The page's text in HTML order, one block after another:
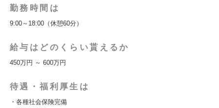
勤務時間は
9:00～18:00（休憩60分）
給与はどのくらい貰えるか
450万円 ～ 600万円
待遇・福利厚生は
・各種社会保険完備